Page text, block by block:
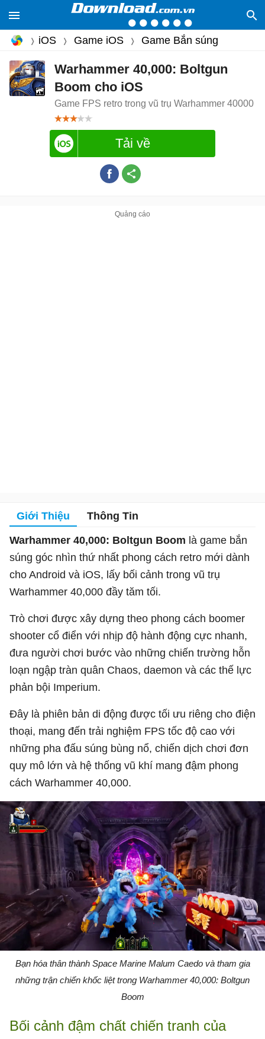
iOS Game iOS Game Bắn súng
Warhammer 40,000: Boltgun
Boom cho iOS
Game FPS retro trong vũ trụ Warhammer 40000
Tải về
Giới Thiệu Thông Tin
Warhammer 40,000: Boltgun Boom là game bắn
súng góc nhìn thứ nhất phong cách retro mới dành
cho Android và iOS, lấy bối cảnh trong vũ trụ
Warhammer 40,000 đầy tăm tối.
Trò chơi được xây dựng theo phong cách boomer
shooter cổ điển với nhịp độ hành động cực nhanh,
đưa người chơi bước vào những chiến trường hỗn
loạn ngập tràn quân Chaos, daemon và các thế lực
phản bội Imperium.
Đây là phiên bản di động được tối ưu riêng cho điện
thoại, mang đến trải nghiệm FPS tốc độ cao với
những pha đấu súng bùng nổ, chiến dịch chơi đơn
quy mô lớn và hệ thống vũ khí mang đậm phong
cách Warhammer 40,000.
Bạn hóa thân thành Space Marine Malum Caedo và tham gia
những trận chiến khốc liệt trong Warhammer 40,000: Boltgun
Boom
Bối cảnh đậm chất chiến tranh của